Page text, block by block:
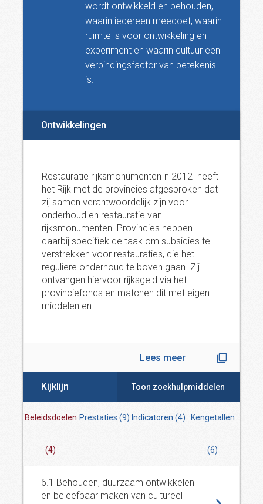
wordt ontwikkeld en behouden,
waarin iedereen meedoet, waarin
ruimte is voor ontwikkeling en
experiment en waarin cultuur een
verbindingsfactor van betekenis
is.
Ontwikkelingen
Restauratie rijksmonumentenIn 2012 heeft
het Rijk met de provincies afgesproken dat
zij samen verantwoordelijk zijn voor
onderhoud en restauratie van
rijksmonumenten. Provincies hebben
daarbij specifiek de taak om subsidies te
verstrekken voor restauraties, die het
reguliere onderhoud te boven gaan. Zij
ontvangen hiervoor rijksgeld via het
provinciefonds en matchen dit met eigen
middelen en ...
Lees meer
Kijklijn Toon zoekhulpmiddelen
Beleidsdoelen
(4)
Prestaties (9) Indicatoren (4) Kengetallen
(6)
6.1 Behouden, duurzaam ontwikkelen
en beleefbaar maken van cultureel